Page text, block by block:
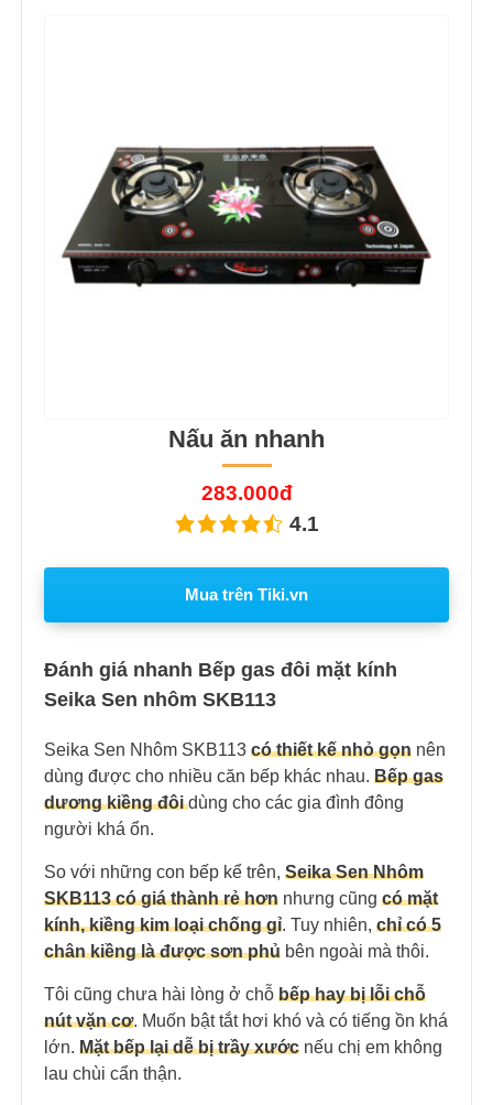
Nấu ăn nhanh
283.000đ
4.1
Mua trên Tiki.vn
Đánh giá nhanh Bếp gas đôi mặt kính
Seika Sen nhôm SKB113
Seika Sen Nhôm SKB113 có thiết kế nhỏ gọn nên
dùng được cho nhiều căn bếp khác nhau. Bếp gas
dương kiềng đôi dùng cho các gia đình đông
người khá ổn.
So với những con bếp kể trên, Seika Sen Nhôm
SKB113 có giá thành rẻ hơn nhưng cũng có mặt
kính, kiềng kim loại chống gỉ. Tuy nhiên, chỉ có 5
chân kiềng là được sơn phủ bên ngoài mà thôi.
Tôi cũng chưa hài lòng ở chỗ bếp hay bị lỗi chỗ
nút vặn cơ. Muốn bật tắt hơi khó và có tiếng ồn khá
lớn. Mặt bếp lại dễ bị trầy xước nếu chị em không
lau chùi cẩn thận.